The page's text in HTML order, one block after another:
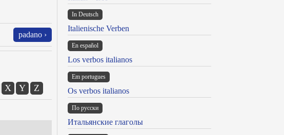
padano ›
X Y Z
In Deutsch
Italienische Verben
En español
Los verbos italianos
Em portugues
Os verbos italianos
По русски
Итальянские глаголы